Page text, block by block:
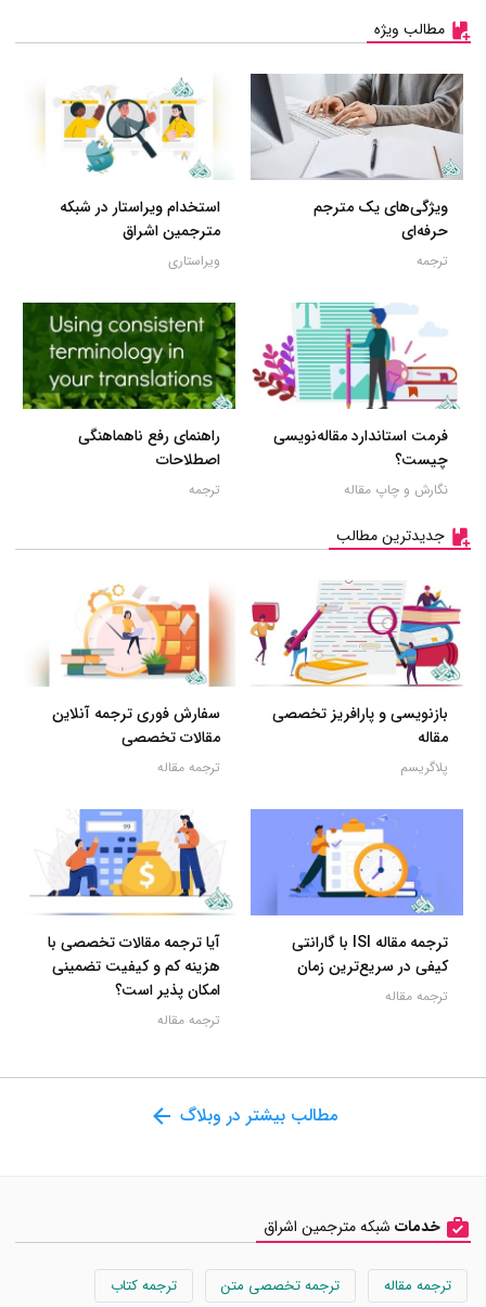
مطالب ویژه
ویژگی‌های یک مترجم
حرفه‌ای
ترجمه
استخدام ویراستار در شبکه
مترجمین اشراق
ویراستاری
فرمت استاندارد مقاله‌نویسی
چیست؟
نگارش و چاپ مقاله
راهنمای رفع ناهماهنگی
اصطلاحات
ترجمه
جدیدترین مطالب
بازنویسی و پارافریز تخصصی
مقاله
پلاگریسم
سفارش فوری ترجمه آنلاین
مقالات تخصصی
ترجمه مقاله
ترجمه مقاله ISI با گارانتی
کیفی در سریع‌ترین زمان
ترجمه مقاله
آیا ترجمه مقالات تخصصی با
هزینه کم و کیفیت تضمینی
امکان پذیر است؟
ترجمه مقاله
مطالب بیشتر در وبلاگ
خدمات شبکه مترجمین اشراق
ترجمه مقاله ترجمه تخصصی متن
ترجمه کتاب